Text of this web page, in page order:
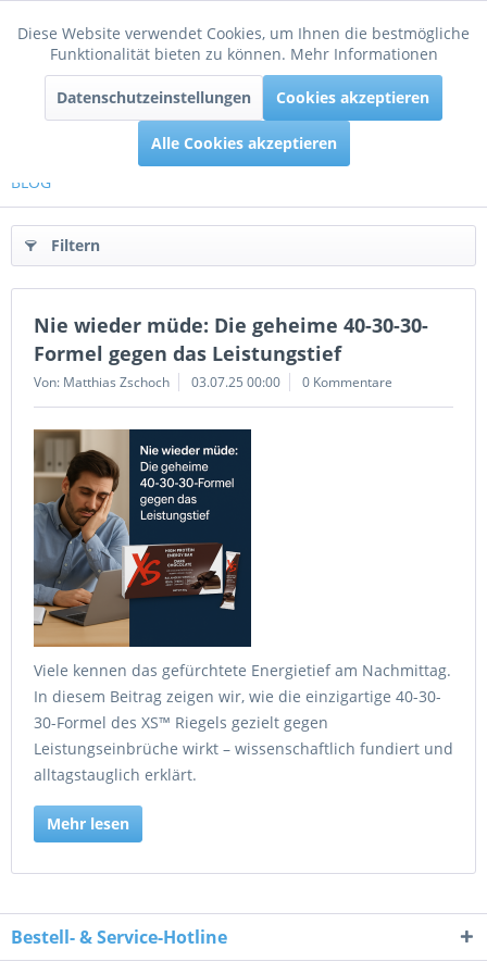
Menü
BLOG
Filtern
Nie wieder müde: Die geheime 40-30-30-
Formel gegen das Leistungstief
Von: Matthias Zschoch 03.07.25 00:00 0 Kommentare
Viele kennen das gefürchtete Energietief am Nachmittag.
In diesem Beitrag zeigen wir, wie die einzigartige 40-30-
30-Formel des XS™ Riegels gezielt gegen
Leistungseinbrüche wirkt – wissenschaftlich fundiert und
alltagstauglich erklärt.
Mehr lesen
Bestell- & Service-Hotline
Funktionale Aktiv
Tracking Inaktiv
Diese Website verwendet Cookies, um Ihnen die bestmögliche
Funktionalität bieten zu können. Mehr Informationen
Datenschutzeinstellungen Cookies akzeptieren
Alle Cookies akzeptieren